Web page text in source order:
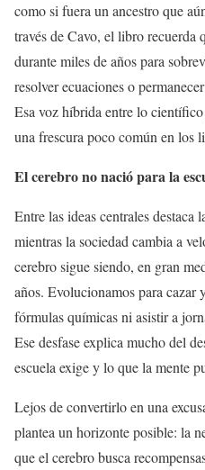
como si fuera un ancestro que
través de Cavo, el libro recuerda
durante miles de años para
resolver ecuaciones o
Esa voz híbrida entre lo
una frescura poco común en los
El cerebro no nació para la
Entre las ideas centrales
mientras la sociedad cambia a
cerebro sigue siendo, en gran
años. Evolucionamos para cazar
fórmulas químicas ni asistir a
Ese desfase explica mucho del
escuela exige y lo que la mente
Lejos de convertirlo en una
plantea un horizonte posible: la
que el cerebro busca